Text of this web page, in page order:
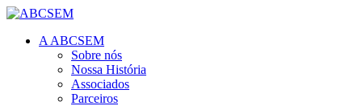
A ABCSEM
Sobre nós
Nossa História
Associados
Parceiros